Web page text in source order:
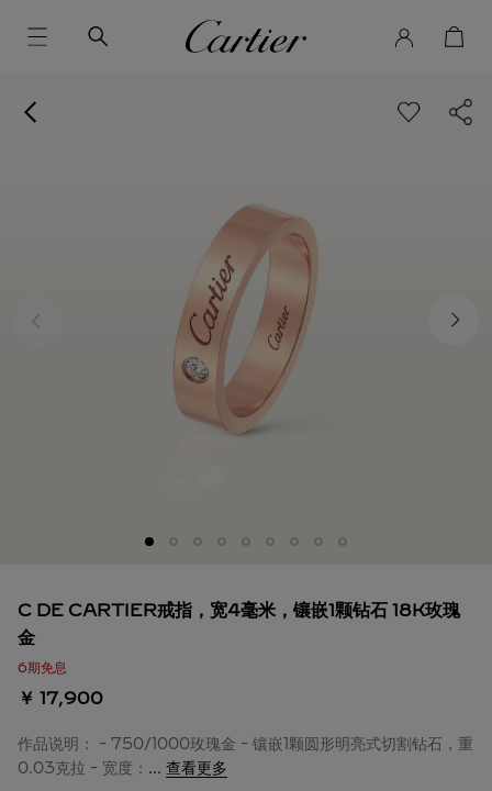
C DE CARTIER戒指，宽4毫米，镶嵌1颗钻石 18K玫瑰
金
6期免息
￥ 17,900
作品说明： - 750/1000玫瑰金 - 镶嵌1颗圆形明亮式切割钻石，重
0.03克拉 - 宽度： ... 查看更多